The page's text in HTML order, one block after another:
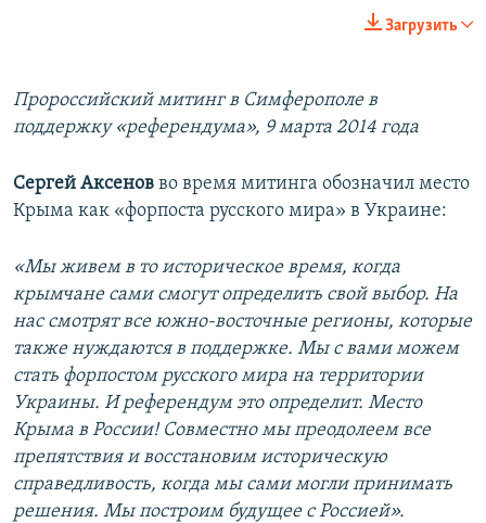
Загрузить
Пророссийский митинг в Симферополе в
поддержку «референдума», 9 марта 2014 года
Сергей Аксенов во время митинга обозначил место
Крыма как «форпоста русского мира» в Украине:
«Мы живем в то историческое время, когда
крымчане сами смогут определить свой выбор. На
нас смотрят все южно-восточные регионы, которые
также нуждаются в поддержке. Мы с вами можем
стать форпостом русского мира на территории
Украины. И референдум это определит. Место
Крыма в России! Совместно мы преодолеем все
препятствия и восстановим историческую
справедливость, когда мы сами могли принимать
решения. Мы построим будущее с Россией».